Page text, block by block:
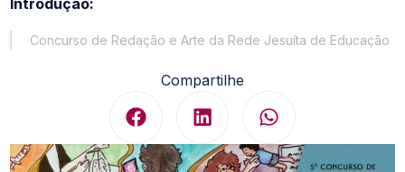
Introdução:
Concurso de Redação e Arte da Rede Jesuíta de Educação
Compartilhe